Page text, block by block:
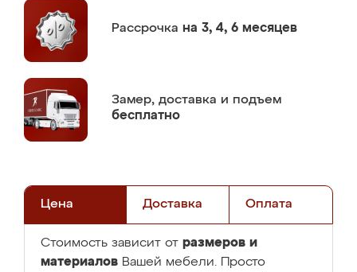
Рассрочка на 3, 4, 6 месяцев
Замер, доставка и подъем
бесплатно
Цена Доставка Оплата
Стоимость зависит от размеров и
материалов Вашей мебели. Просто